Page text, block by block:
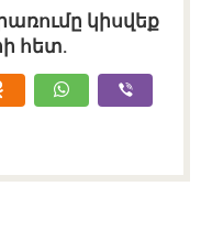
կիսվեք
հետ.